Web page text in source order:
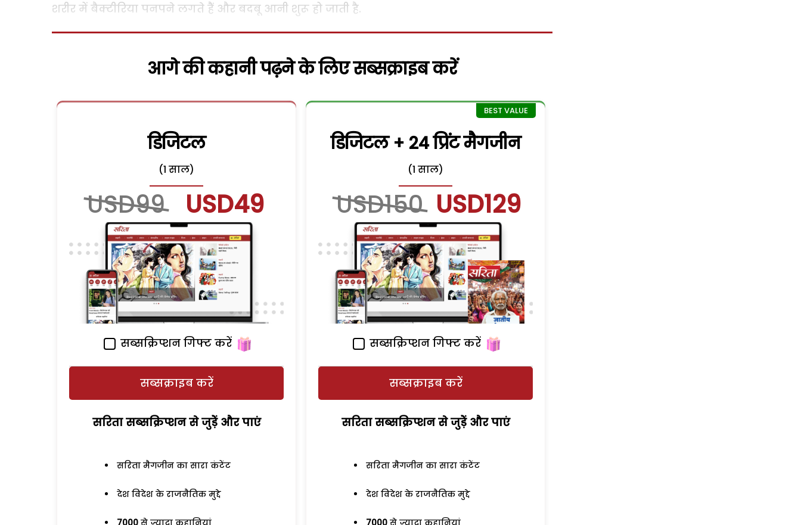
शरीर में बैक्टीरिया पनपने लगते हैं और बदबू आनी शुरू हो जाती है.
आगे की कहानी पढ़ने के लिए सब्सक्राइब करें
डिजिटल
(1 साल)
USD99 USD49
सब्सक्रिप्शन गिफ्ट करें
सब्सक्राइब करें
सरिता सब्सक्रिप्शन से जुड़ेें और पाएं
सरिता मैगजीन का सारा कंटेंट
देश विदेश के राजनैतिक मुद्दे
डिजिटल + 24 प्रिंट मैगजीन
(1 साल)
USD150 USD129
सब्सक्रिप्शन गिफ्ट करें
सब्सक्राइब करें
सरिता सब्सक्रिप्शन से जुड़ेें और पाएं
सरिता मैगजीन का सारा कंटेंट
देश विदेश के राजनैतिक मुद्दे